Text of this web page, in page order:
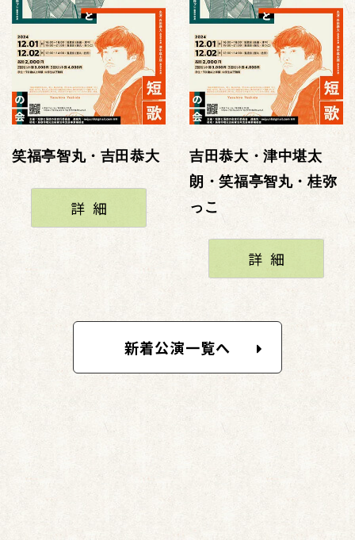
笑福亭智丸・吉田恭大
詳細
吉田恭大・津中堪太
朗・笑福亭智丸・桂弥
っこ
詳細
新着公演一覧へ